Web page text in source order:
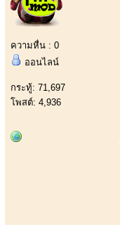
ความหื่น : 0
ออนไลน์
กระทู้: 71,697
โพสต์: 4,936